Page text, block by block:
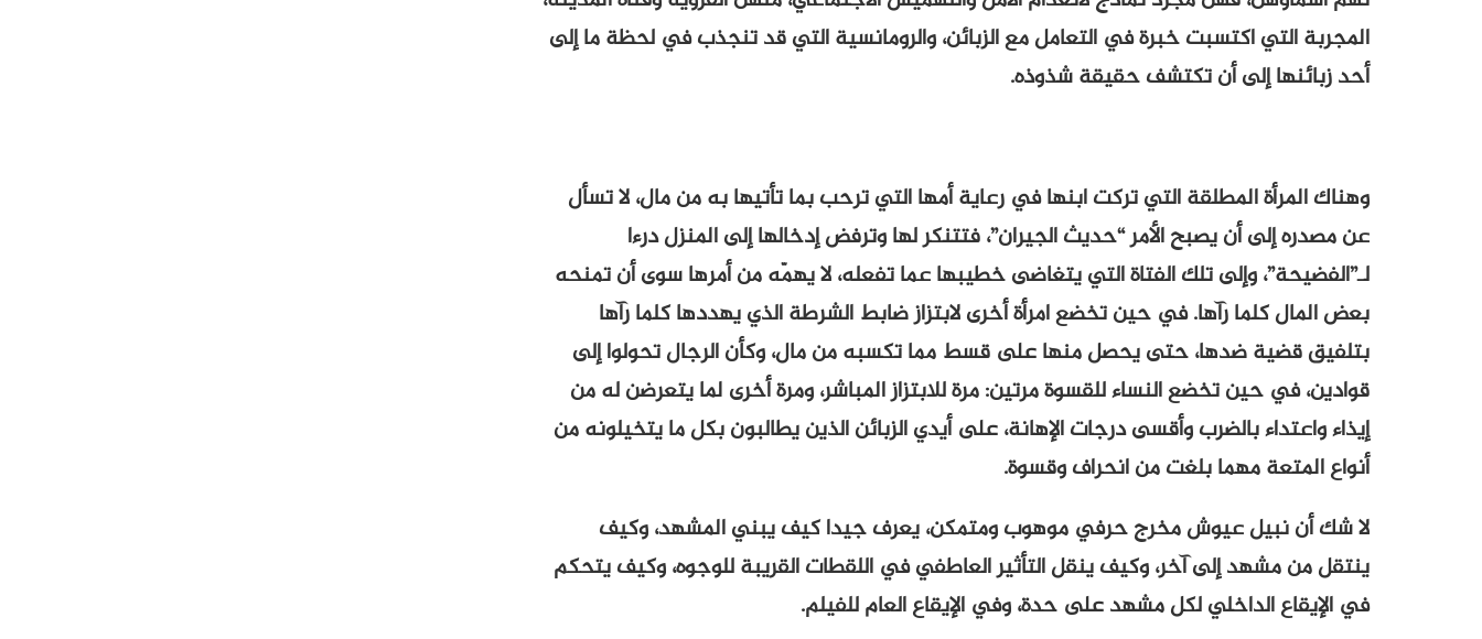
المجربة التي اكتسبت خبرة في التعامل مع الزبائن، والرومانسية التي قد تنجذب في لحظة ما إلى
أحد زبائنها إلى أن تكتشف حقيقة شذوذه.
وهناك المرأة المطلقة التي تركت ابنها في رعاية أمها التي ترحب بما تأتيها به من مال، لا تسأل
عن مصدره إلى أن يصبح الأمر “حديث الجيران”، فتتنكر لها وترفض إدخالها إلى المنزل درءا
لـ”الفضيحة”، وإلى تلك الفتاة التي يتغاضى خطيبها عما تفعله، لا يهمّه من أمرها سوى أن تمنحه
بعض المال كلما رآها. في حين تخضع امرأة أخرى لابتزاز ضابط الشرطة الذي يهددها كلما رآها
بتلفيق قضية ضدها، حتى يحصل منها على قسط مما تكسبه من مال، وكأن الرجال تحولوا إلى
قوادين، في حين تخضع النساء للقسوة مرتين: مرة للابتزاز المباشر، ومرة أخرى لما يتعرضن له من
إيذاء واعتداء بالضرب وأقسى درجات الإهانة، على أيدي الزبائن الذين يطالبون بكل ما يتخيلونه من
أنواع المتعة مهما بلغت من انحراف وقسوة.
لا شك أن نبيل عيوش مخرج حرفي موهوب ومتمكن، يعرف جيدا كيف يبني المشهد، وكيف
ينتقل من مشهد إلى آخر، وكيف ينقل التأثير العاطفي في اللقطات القريبة للوجوه، وكيف يتحكم
في الإيقاع الداخلي لكل مشهد على حدة، وفي الإيقاع العام للفيلم.